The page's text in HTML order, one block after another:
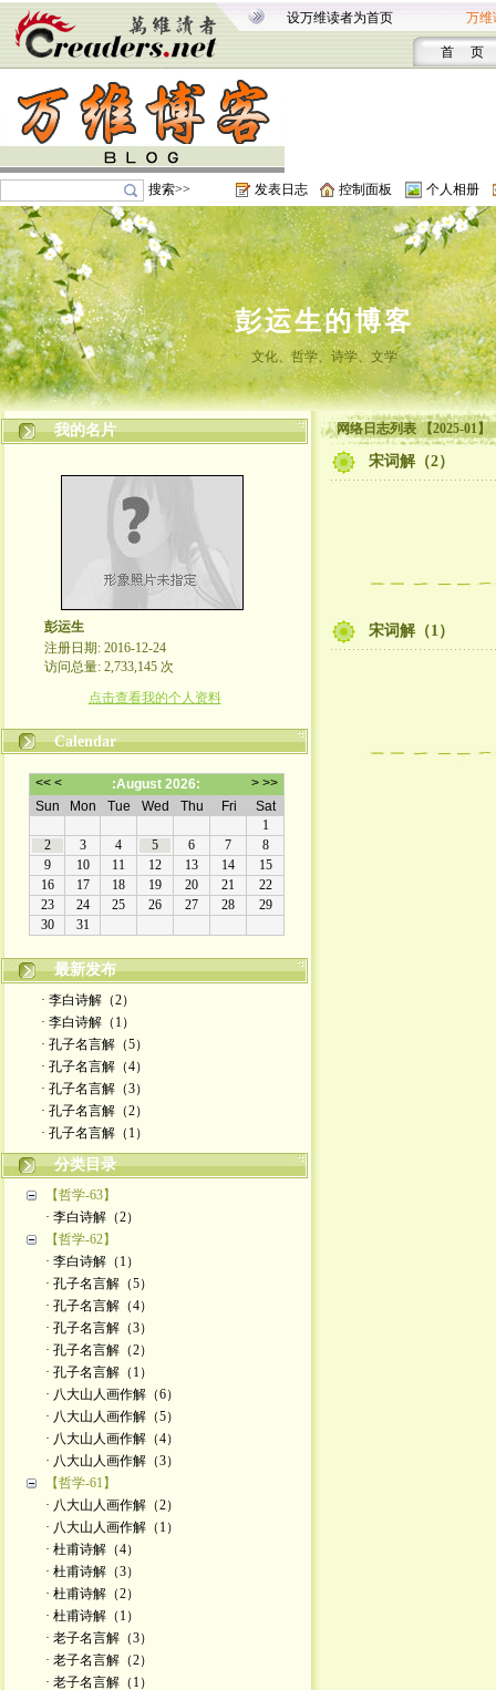
设万维读者为首页 万维
首 页
搜索>> 发表日志 控制面板 个人相册
彭运生的博客
文化、哲学、诗学、文学
我的名片
彭运生
注册日期: 2016-12-24
访问总量: 2,733,145 次
点击查看我的个人资料
Calendar
最新发布
· 李白诗解（2）
· 李白诗解（1）
· 孔子名言解（5）
· 孔子名言解（4）
· 孔子名言解（3）
· 孔子名言解（2）
· 孔子名言解（1）
分类目录
【哲学-63】
· 李白诗解（2）
【哲学-62】
· 李白诗解（1）
· 孔子名言解（5）
· 孔子名言解（4）
· 孔子名言解（3）
· 孔子名言解（2）
· 孔子名言解（1）
· 八大山人画作解（6）
· 八大山人画作解（5）
· 八大山人画作解（4）
· 八大山人画作解（3）
【哲学-61】
· 八大山人画作解（2）
· 八大山人画作解（1）
· 杜甫诗解（4）
· 杜甫诗解（3）
· 杜甫诗解（2）
· 杜甫诗解（1）
· 老子名言解（3）
· 老子名言解（2）
· 老子名言解（1）
网络日志列表 【2025-01】
宋词解（2）
宋词解（1）